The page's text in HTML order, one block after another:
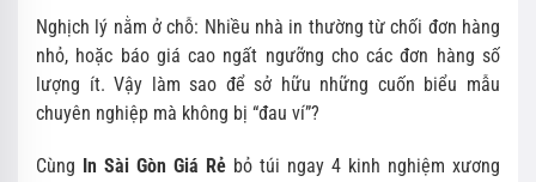
Nghịch lý nằm ở chỗ: Nhiều nhà in thường từ chối đơn hàng
nhỏ, hoặc báo giá cao ngất ngưỡng cho các đơn hàng số
lượng ít. Vậy làm sao để sở hữu những cuốn biểu mẫu
chuyên nghiệp mà không bị “đau ví”?
Cùng In Sài Gòn Giá Rẻ bỏ túi ngay 4 kinh nghiệm xương